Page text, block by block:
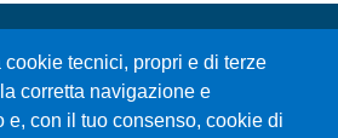
tecnici, propri e di terze
corretta navigazione e
e, con il tuo consenso, cookie di